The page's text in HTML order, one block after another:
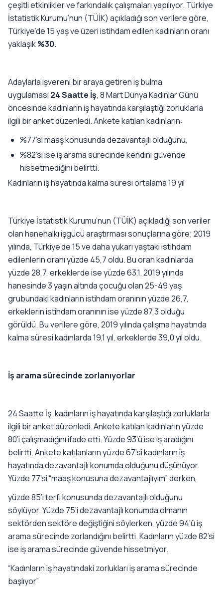
çeşitli etkinlikler ve farkındalık çalışmaları yapılıyor. Türkiye
İstatistik Kurumu’nun (TÜİK) açıkladığı son verilere göre,
Türkiye’de 15 yaş ve üzeri istihdam edilen kadınların oranı
yaklaşık%30.
Adaylarla işvereni bir araya getiren iş bulma
uygulaması 24 Saatte İş, 8 Mart Dünya Kadınlar Günü
öncesinde kadınların iş hayatında karşılaştığı zorluklarla
ilgili bir anket düzenledi. Ankete katılan kadınların:
%77’si maaş konusunda dezavantajlı olduğunu,
%82’si ise iş arama sürecinde kendini güvende
hissetmediğini belirtti.
Kadınların iş hayatında kalma süresi ortalama 19 yıl
Türkiye İstatistik Kurumu’nun (TÜİK) açıkladığı son veriler
olan hanehalkı işgücü araştırması sonuçlarına göre; 2019
yılında, Türkiye’de 15 ve daha yukarı yaştaki istihdam
edilenlerin oranı yüzde 45,7 oldu. Bu oran kadınlarda
yüzde 28,7, erkeklerde ise yüzde 63,1. 2019 yılında
hanesinde 3 yaşın altında çocuğu olan 25-49 yaş
grubundaki kadınların istihdam oranının yüzde 26,7,
erkeklerin istihdam oranının ise yüzde 87,3 olduğu
görüldü. Bu verilere göre, 2019 yılında çalışma hayatında
kalma süresi kadınlarda 19,1 yıl, erkeklerde 39,0 yıl oldu.
İş arama sürecinde zorlanıyorlar
24 Saatte İş, kadınların iş hayatında karşılaştığı zorluklarla
ilgili bir anket düzenledi. Ankete katılan kadınların yüzde
80’i çalışmadığını ifade etti. Yüzde 93’ü ise iş aradığını
belirtti. Ankete katılanların yüzde 67’si kadınların iş
hayatında dezavantajlı konumda olduğunu düşünüyor.
Yüzde 77’si “maaş konusuna dezavantajlıyım” derken,
yüzde 85’i terfi konusunda dezavantajlı olduğunu
söylüyor. Yüzde 75’i dezavantajlı konumda olmanın
sektörden sektöre değiştiğini söylerken, yüzde 94’ü iş
arama sürecinde zorlandığını belirtti. Kadınların yüzde 82’si
ise iş arama sürecinde güvende hissetmiyor.
“Kadınların iş hayatındaki zorlukları iş arama sürecinde
başlıyor”